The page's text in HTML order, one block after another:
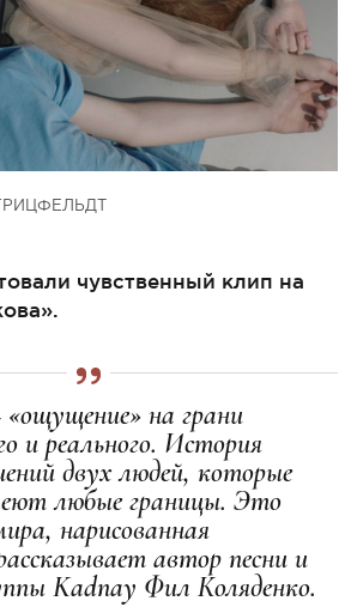
чувственный клип на
на грани
и реального. История
двух людей, которые
любые границы. Это
нарисованная
автор песни и
Kadnay Фил Коляденко.